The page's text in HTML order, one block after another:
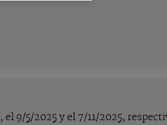
9/5/2025 y el 7/11/2025,